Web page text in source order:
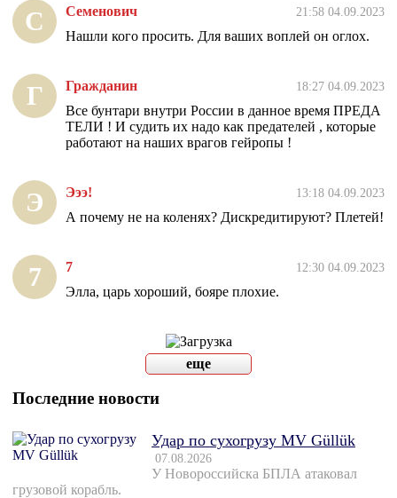
С Семенович 21:58 04.09.2023
Нашли кого просить. Для ваших воплей он оглох.
Г Гражданин 18:27 04.09.2023
Все бунтари внутри России в данное время ПРЕДА
ТЕЛИ ! И судить их надо как предателей , которые
работают на наших врагов гейропы !
Э Эээ! 13:18 04.09.2023
А почему не на коленях? Дискредитируют? Плетей!
7 7 12:30 04.09.2023
Элла, царь хороший, бояре плохие.
еще
Последние новости
Удар по сухогрузу MV Güllük
07.08.2026
У Новороссийска БПЛА атаковал
грузовой корабль.